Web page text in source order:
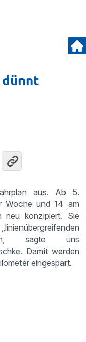
aus. Ab 5.
Woche und 14 am
neu konzipiert. Sie
sagte uns
Damit werden
eingespart.